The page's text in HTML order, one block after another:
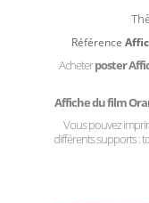
Référence
Acheterposter
Affiche du film
Vous pouvez
différents supports :